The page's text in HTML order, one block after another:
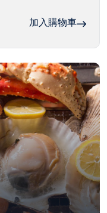
加入購物車